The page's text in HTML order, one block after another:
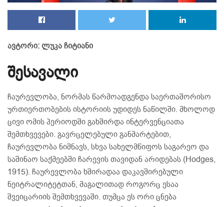
ავტორი: ლუკა ჩიტიანი
შესავალი
ჩაურევლობა, ნორმას წარმოადგენდა საერთაშორისო
ურთიერთობების ისტორიის უდიდეს ნაწილში. მხოლოდ
ცივი ომის პერიოდში გახშირდა ინტერვენციათა
შემთხვევები. გავრცელებული განმარტებით,
ჩაურევლობა ნიშნავს, სხვა სახელმწიფოს საგარეო და
საშინაო საქმეებში ჩარევის თავიდან არიდებას (Hodges,
1915). ჩაურევლობა ხშირადაა დაკავშირებული
ნეიტრალიტეტთან, მაგალითად როგორც ესაა
შვეიცარიის შემთხვევაში. თუმცა ეს ორი ცნება